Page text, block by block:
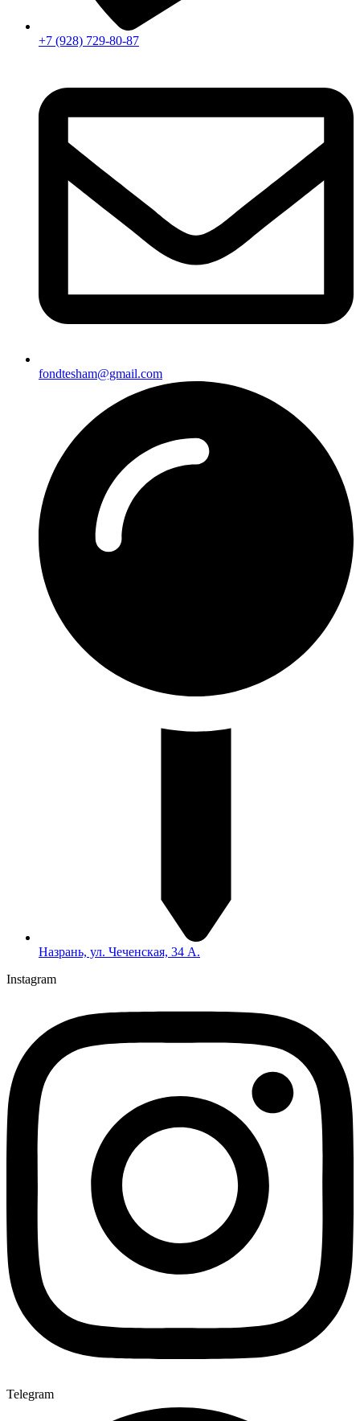
+7 (928) 729-80-87
fondtesham@gmail.com
Назрань, ул. Чеченская, 34 А.
Instagram
Telegram